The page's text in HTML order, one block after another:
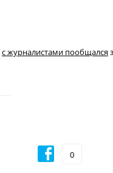
с журналистами пообщался
0